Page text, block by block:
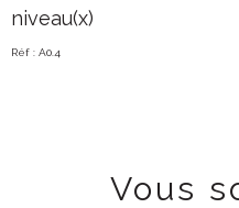
niveau(x)
Réf : A0.4
Vous